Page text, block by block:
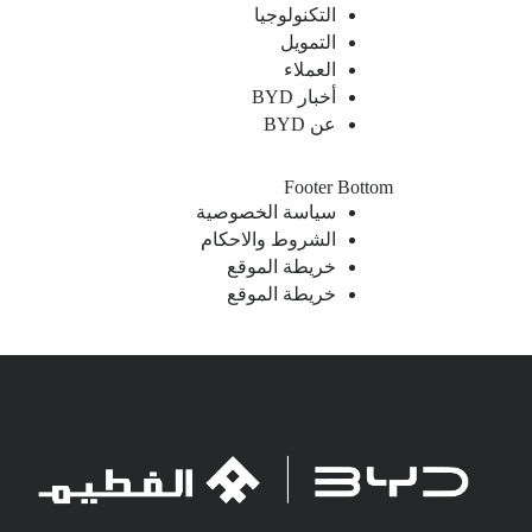
التكنولوجيا
التمويل
العملاء
أخبار BYD
عن BYD
Footer Bottom
سياسة الخصوصية
الشروط والاحكام
خريطة الموقع
خريطة الموقع